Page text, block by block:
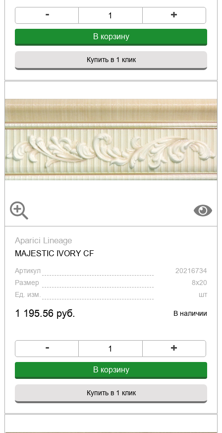
- +
В корзину
Купить в 1 клик
Aparici Lineage
MAJESTIC IVORY CF
Артикул
20216734
Размер
8x20
Ед. изм.
шт
1 195.56 руб. В наличии
- +
В корзину
Купить в 1 клик